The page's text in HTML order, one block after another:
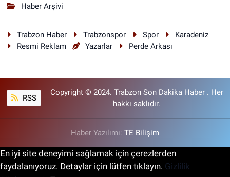
Haber Arşivi
Trabzon Haber Trabzonspor Spor
Karadeniz
Resmi Reklam
Yazarlar Perde Arkası
RSS
Copyright © 2024. Trabzon Son Dakika Haber . Her
hakkı saklıdır.
Haber Yazılımı: TE Bilişim
En iyi site deneyimi sağlamak için çerezlerden
faydalanıyoruz. Detaylar için lütfen tıklayın. Gizlilik